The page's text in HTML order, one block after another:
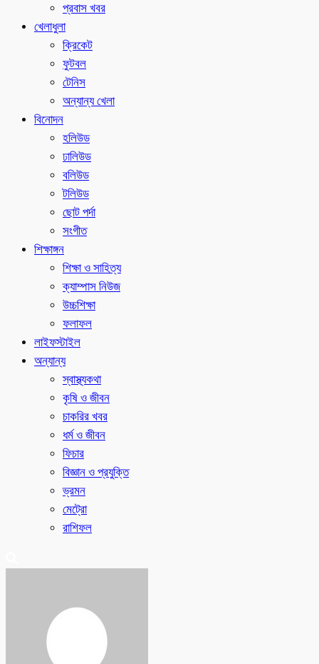
প্রবাস খবর
খেলাধুলা
ক্রিকেট
ফুটবল
টেনিস
অন্যান্য খেলা
বিনোদন
হলিউড
ঢালিউড
বলিউড
টলিউড
ছোট পর্দা
সংগীত
শিক্ষাঙ্গন
শিক্ষা ও সাহিত্য
ক্যাম্পাস নিউজ
উচ্চশিক্ষা
ফলাফল
লাইফস্টাইল
অন্যান্য
স্বাস্থ্যকথা
কৃষি ও জীবন
চাকরির খবর
ধর্ম ও জীবন
ফিচার
বিজ্ঞান ও প্রযুক্তি
ভ্রমন
মেট্রো
রাশিফল